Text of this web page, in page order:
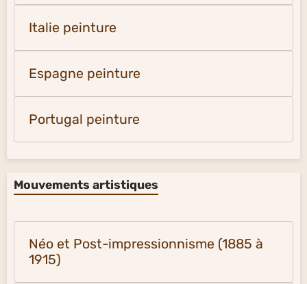
Italie peinture
Espagne peinture
Portugal peinture
Mouvements artistiques
Néo et Post-impressionnisme (1885 à
1915)